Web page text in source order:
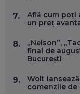
OLIVIU
EP. 54
VALENTIN
EP. 53
7.
Află cum poți
un preț
8.
„Nelson”,
final de
București
9.
Wolt
comenzile de